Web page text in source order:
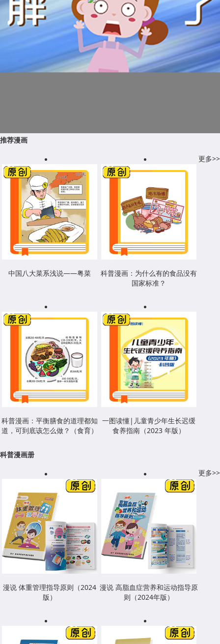
推荐漫画
更多>>
中国八大菜系浅说——粤菜
科普漫画：为什么有的食品没有
国家标准？
科普漫画：平衡膳食的道理都知
道，可到底该怎么做？（食育）
一图读懂|儿童青少年生长迟缓
食养指南（2023 年版）
科普漫画册
更多>>
漫说 体重管理指导原则（2024
版）
漫说 高脂血症营养和运动指导原
则（2024年版）